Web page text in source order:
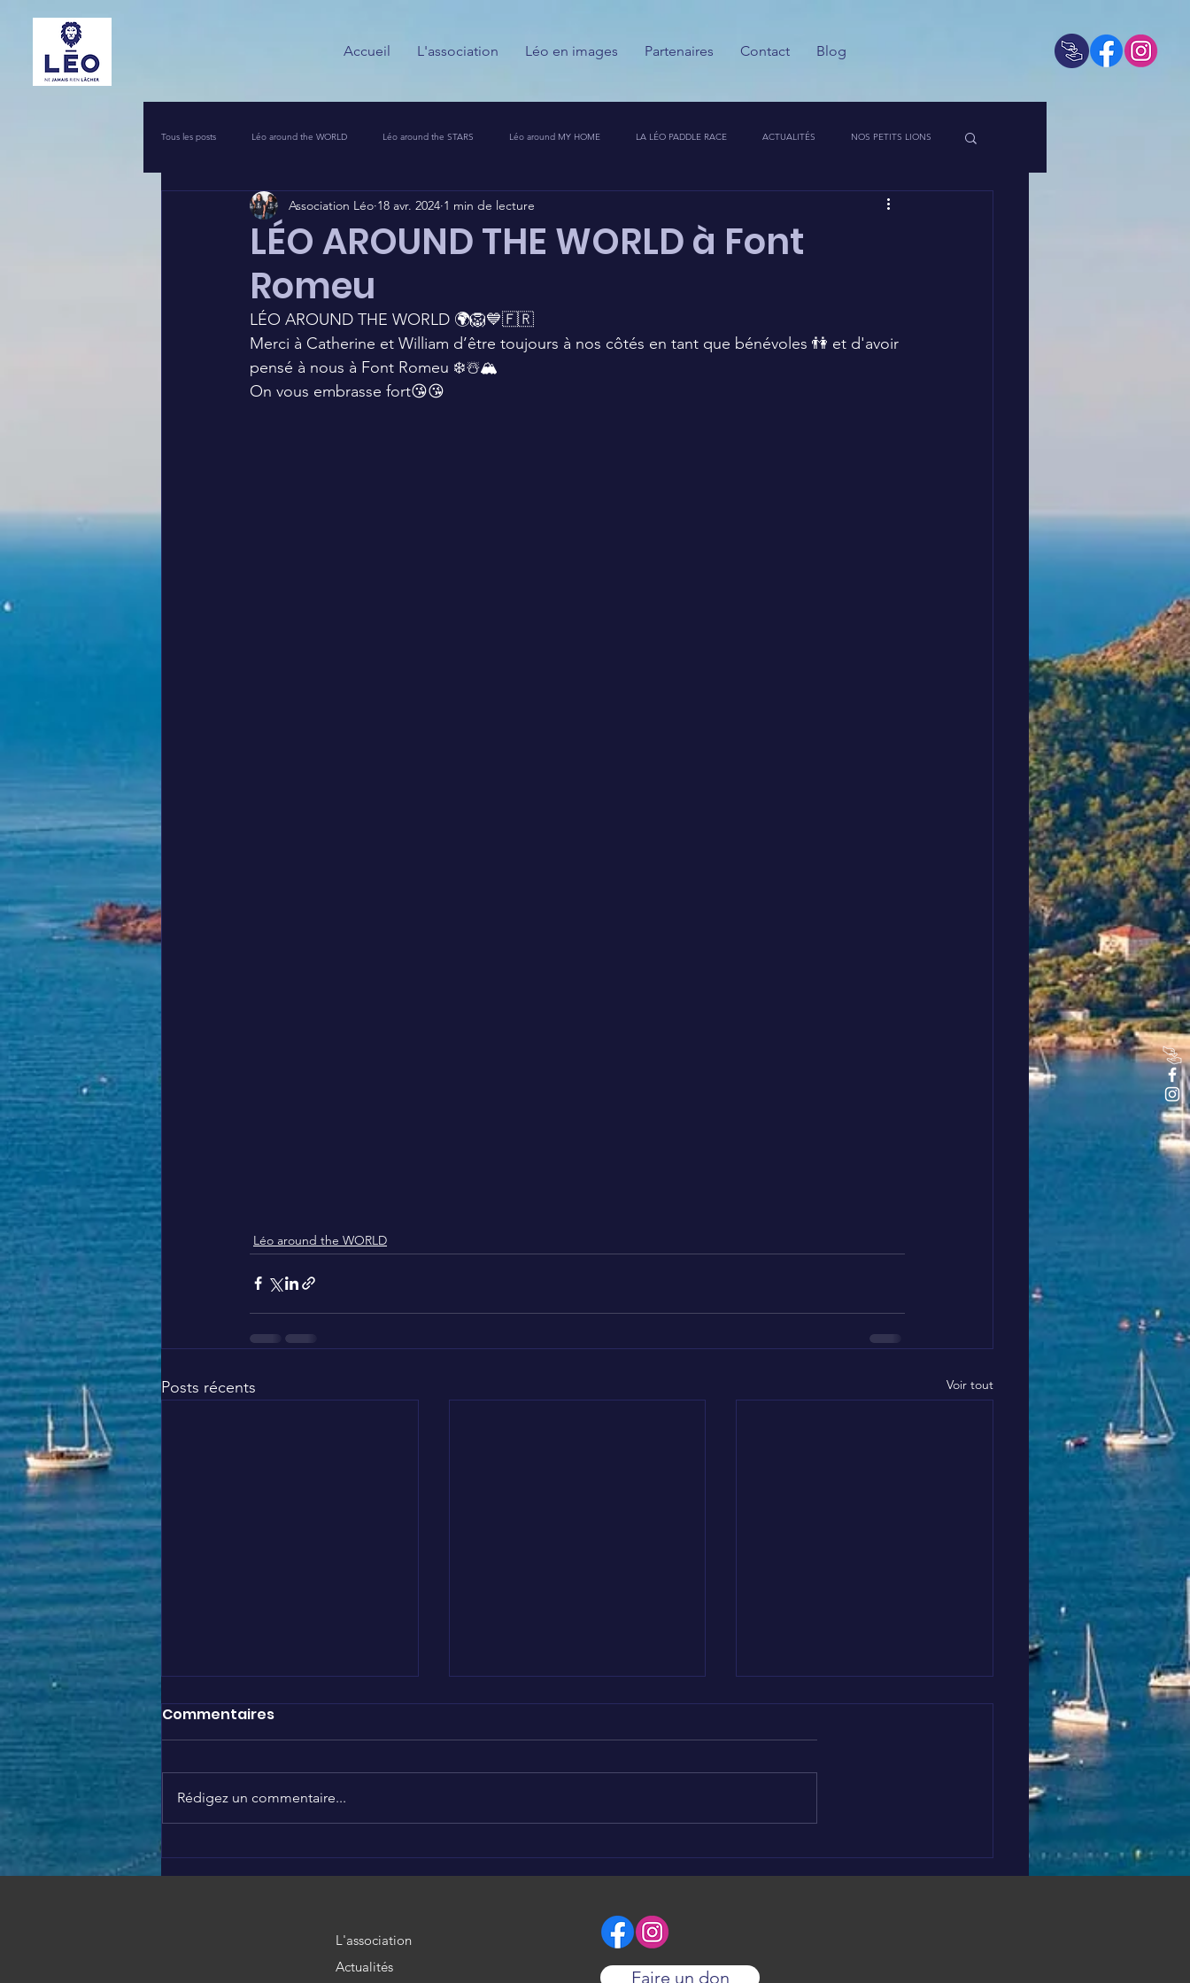
Accueil L'association Léo en images Partenaires Contact Blog
Tous les posts Léo around the WORLD Léo around the STARS Léo around MY HOME LA LÉO PADDLE RACE ACTUALITÉS NOS PETITS LIONS
VOS INITIATIVES SOLIDAIRES COIN PRESSE CALENDRIER DES GUERRIERS DU PALAIS
UNE NUIT POUR 2500 VOIX LEO PIERROT CHALLENGE 🦁🚀
LÉO AROUND THE WORLD à Font
Romeu
Association Léo 18 avr. 2024 1 min de lecture
LÉO AROUND THE WORLD 🌍🦁💙🇫🇷
Merci à Catherine et William d’être toujours à nos côtés en tant que bénévoles 👫 et d'avoir
pensé à nous à Font Romeu ❄️☃️🏔️
On vous embrasse fort😘😘
Léo around the WORLD
Posts récents Voir tout
LÉO AROUND THE WORLD à
Disneyland Paris
LÉO AROUND THE WORLD
en Tunisie 🥰
LÉO AROUND THE WORLD
en Crête
Commentaires
Rédigez un commentaire...
L'association
Actualités
Faire un don